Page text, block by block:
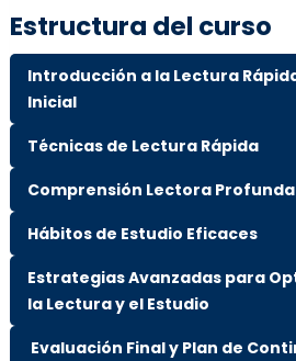
Estructura del curso
Introducción a la Lectura
Inicial
Técnicas de Lectura Rápida
Comprensión Lectora Profunda
Hábitos de Estudio Eficaces
Estrategias Avanzadas para
la Lectura y el Estudio
Evaluación Final y Plan de